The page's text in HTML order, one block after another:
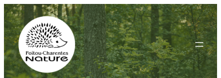
Aller
au
contenu